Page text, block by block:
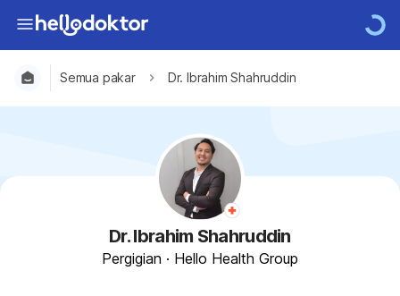
Semua pakar Dr. Ibrahim Shahruddin
Dr. Ibrahim Shahruddin
Pergigian · Hello Health Group